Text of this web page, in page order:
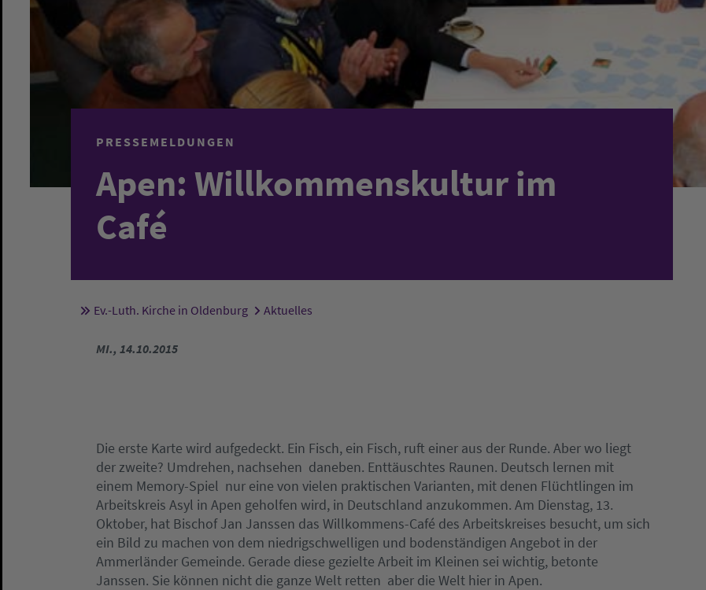
PRESSEMELDUNGEN
Apen: Willkommenskultur im
Café
Sie sind hier:
Ev.-Luth. Kirche in Oldenburg Aktuelles
MI., 14.10.2015
Die erste Karte wird aufgedeckt. Ein Fisch, ein Fisch, ruft einer aus der Runde. Aber wo liegt
der zweite? Umdrehen, nachsehen  daneben. Enttäuschtes Raunen. Deutsch lernen mit
einem Memory-Spiel  nur eine von vielen praktischen Varianten, mit denen Flüchtlingen im
Arbeitskreis Asyl in Apen geholfen wird, in Deutschland anzukommen. Am Dienstag, 13.
Oktober, hat Bischof Jan Janssen das Willkommens-Café des Arbeitskreises besucht, um sich
ein Bild zu machen von dem niedrigschwelligen und bodenständigen Angebot in der
Ammerländer Gemeinde. Gerade diese gezielte Arbeit im Kleinen sei wichtig, betonte
Janssen. Sie können nicht die ganze Welt retten  aber die Welt hier in Apen.